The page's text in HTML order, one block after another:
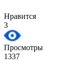
Нравится
3
Просмотры
1337